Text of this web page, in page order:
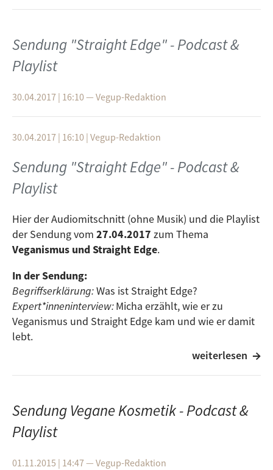
Fleischkonsum
Strategien den Fleischkonsum zu reduzieren
Stigmatisierung von Veganer*innen
Karnismus
Playlist:
Trains– Porcupine Tree
Keaton’s Song
- Soko
Tick tick boom
- The Hives
Pavel –
Cruise Control– No Age
Banana Brain –Die Antwoord
Ridiculous –Ember Swift
Quellenverzeichnis:
, R., & Drogosz, M. (2011).The
humanity of what we eat: Conceptions of human
European Journal of Social Psychology, 41
, 201
209.
Chan, E. Y., & Zlatevska, N. (2019). Jerkies, tacos, and
burgers: Subjective socioeconomic status and meat
preference. Appetite, 132, 257-266.
Sendung "Straight Edge" - Podcast &
Playlist
30.04.2017 | 16:10— Vegup-Redaktion
30.04.2017 | 16:10 | Vegup-Redaktion
Sendung "Straight Edge" - Podcast &
Playlist
Hier der Audiomitschnitt (ohne Musik) und die Playlist
der Sendung vom 27.04.2017 zum Thema
Veganismus und Straight Edge.
In der Sendung:
Begriffserklärung:Was ist Straight Edge?
Expert*inneninterview:Micha erzählt, wie er zu
Veganismus und Straight Edge kam und wie er damit
lebt.
Sober Living for the Revolution
Playlist:
Passion for Freedom- True Nature
New Noise - Refused
Choices- X-Acto
weiterlesen
Sendung Vegane Kosmetik - Podcast &
Playlist
01.11.2015 | 14:47— Vegup-Redaktion